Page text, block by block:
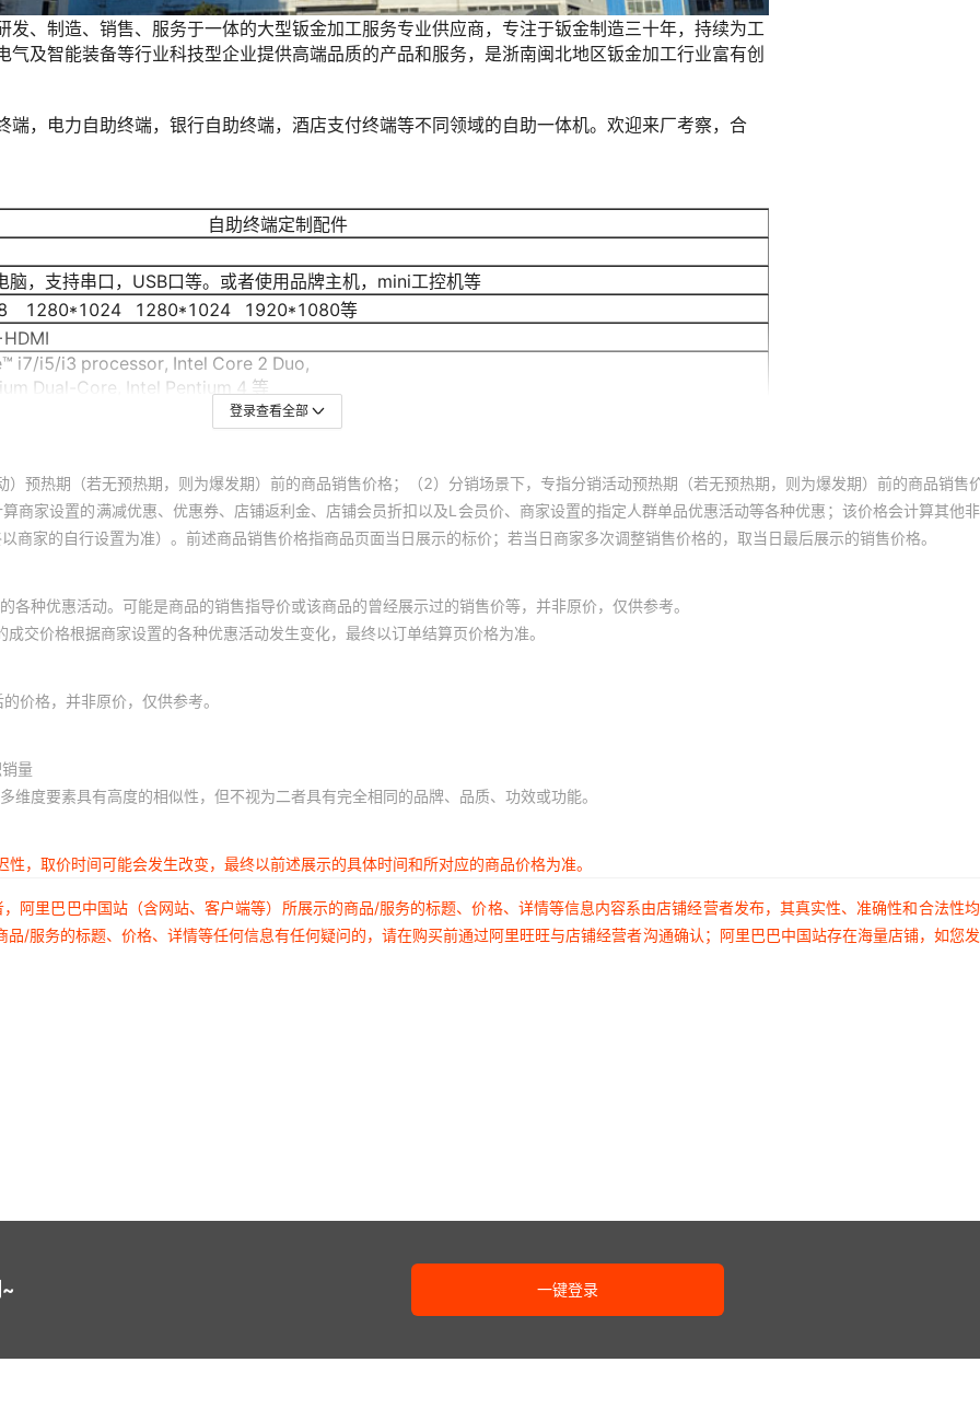
登录查看全部
预热期（若无预热期，则为爆发期）前的商品销售价格；（2）分销场景下，专指分销活动预热期（若无预热期，则为爆发期）前的商品销售
商家设置的满减优惠、优惠券、店铺返利金、店铺会员折扣以及L会员价、商家设置的指定人群单品优惠活动等各种优惠；该价格会计算其他
家的自行设置为准）。前述商品销售价格指商品页面当日展示的标价；若当日商家多次调整销售价格的，取当日最后展示的销售价格。
种优惠活动。可能是商品的销售指导价或该商品的曾经展示过的销售价等，并非原价，仅供参考。
交价格根据商家设置的各种优惠活动发生变化，最终以订单结算页价格为准。
价格，并非原价，仅供参考。
量
度要素具有高度的相似性，但不视为二者具有完全相同的品牌、品质、功效或功能。
，取价时间可能会发生改变，最终以前述展示的具体时间和所对应的商品价格为准。
阿里巴巴中国站（含网站、客户端等）所展示的商品/服务的标题、价格、详情等信息内容系由店铺经营者发布，其真实性、准确性和合法性
/服务的标题、价格、详情等任何信息有任何疑问的，请在购买前通过阿里旺旺与店铺经营者沟通确认；阿里巴巴中国站存在海量店铺，如您
一键登录